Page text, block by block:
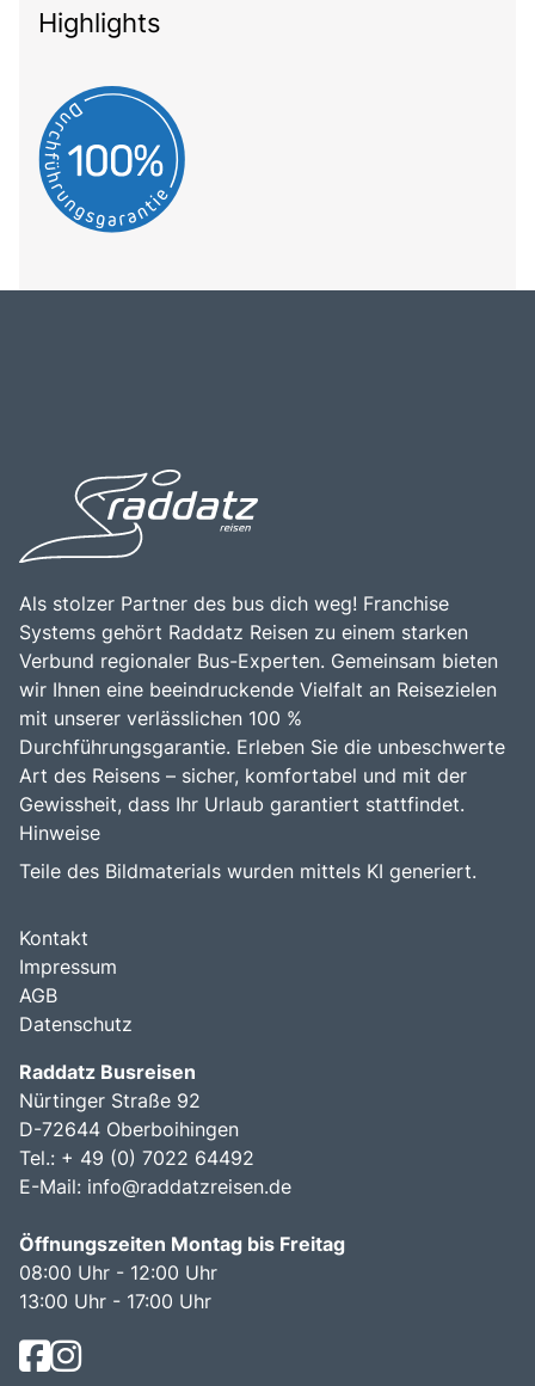
Highlights
Als stolzer Partner des bus dich weg! Franchise
Systems gehört Raddatz Reisen zu einem starken
Verbund regionaler Bus-Experten. Gemeinsam bieten
wir Ihnen eine beeindruckende Vielfalt an Reisezielen
mit unserer verlässlichen 100 %
Durchführungsgarantie. Erleben Sie die unbeschwerte
Art des Reisens – sicher, komfortabel und mit der
Gewissheit, dass Ihr Urlaub garantiert stattfindet.
Hinweise
Teile des Bildmaterials wurden mittels KI generiert.
Kontakt
Impressum
AGB
Datenschutz
Raddatz Busreisen
Nürtinger Straße 92
D-72644 Oberboihingen
Tel.: + 49 (0) 7022 64492
E-Mail: info@raddatzreisen.de
Öffnungszeiten Montag bis Freitag
08:00 Uhr - 12:00 Uhr
13:00 Uhr - 17:00 Uhr